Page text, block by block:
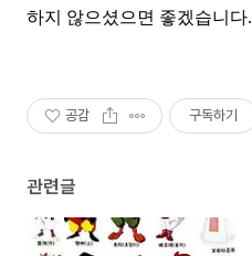
하지 않으셨으면 좋겠습니다.
공감 구독하기
관련글